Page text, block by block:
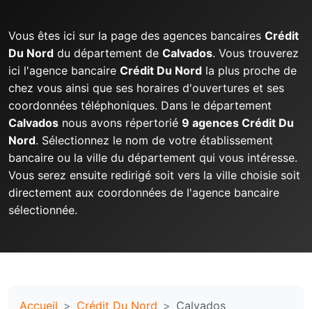
Vous êtes ici sur la page des agences bancaires Crédit
Du Nord du département de Calvados. Vous trouverez
ici l'agence bancaire Crédit Du Nord la plus proche de
chez vous ainsi que ses horaires d'ouvertures et ses
coordonnées téléphoniques. Dans le département
Calvados nous avons répertorié 9 agences Crédit Du
Nord. Sélectionnez le nom de votre établissement
bancaire ou la ville du département qui vous intéresse.
Vous serez ensuite redirigé soit vers la ville choisie soit
directement aux coordonnées de l'agence bancaire
sélectionnée.
Accueil Crédit Du Nord Calvados